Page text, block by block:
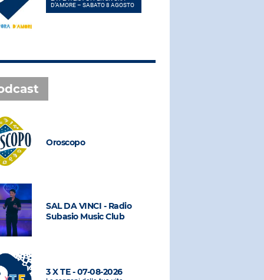
D’AMORE – SABATO 8 AGOSTO
Oroscopo
SAL DA VINCI - Radio
Subasio Music Club
3 X TE - 07-08-2026